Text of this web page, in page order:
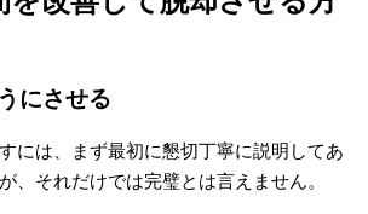
にさせる
には、まず最初に懇切丁寧に説明してあ
、それだけでは完璧とは言えません。